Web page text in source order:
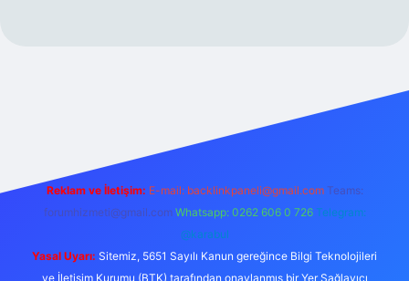
Reklam ve İletişim: E-mail: backlinkpaneli@gmail.com Teams:
forumhizmeti@gmail.com Whatsapp: 0262 606 0 726 Telegram:
@karabul
Yasal Uyarı: Sitemiz, 5651 Sayılı Kanun gereğince Bilgi Teknolojileri
ve İletişim Kurumu (BTK) tarafından onaylanmış bir Yer Sağlayıcı